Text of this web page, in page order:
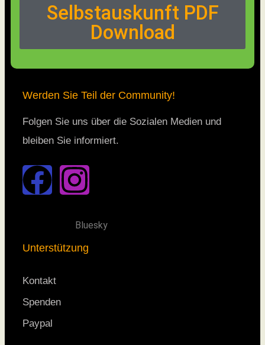
Selbstauskunft PDF
Download
Werden Sie Teil der Community!
Folgen Sie uns über die Sozialen Medien und
bleiben Sie informiert.
Bluesky
Unterstützung
Kontakt
Spenden
Paypal